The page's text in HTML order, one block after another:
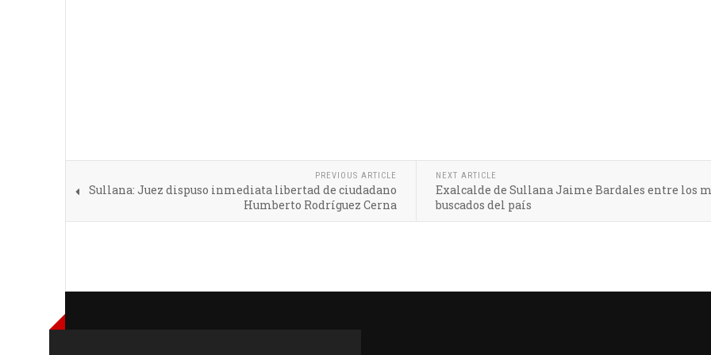
PREVIOUS ARTICLE
Sullana: Juez dispuso inmediata libertad de ciudadano
Humberto Rodríguez Cerna
NEXT ARTICLE
Exalcalde de Sullana Jaime Bardales entre los
buscados del país